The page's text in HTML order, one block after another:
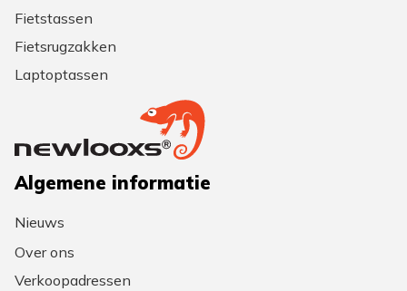
Fietstassen
Fietsrugzakken
Laptoptassen
Algemene informatie
Nieuws
Over ons
Verkoopadressen